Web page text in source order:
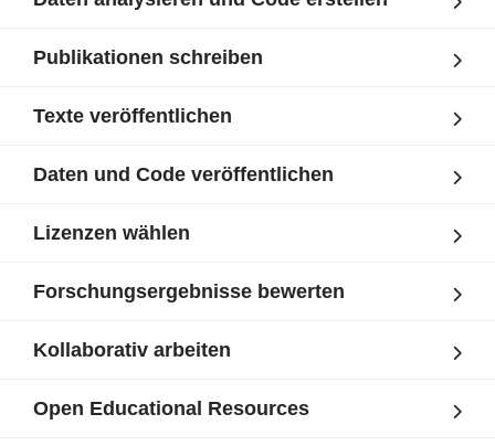
Publikationen schreiben
Texte veröffentlichen
Daten und Code veröffentlichen
Lizenzen wählen
Forschungsergebnisse bewerten
Kollaborativ arbeiten
Open Educational Resources